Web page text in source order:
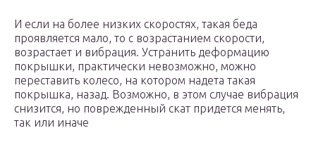
И если на более низких скоростях, такая беда
проявляется мало, то с возрастанием скорости,
возрастает и вибрация. Устранить деформацию
покрышки, практически невозможно, можно
переставить колесо, на котором надета такая
покрышка, назад. Возможно, в этом случае вибрация
снизится, но поврежденный скат придется менять,
так или иначе